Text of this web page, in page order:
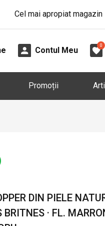
Cel mai apropiat magazin
Contul Meu
0
Promoții
DIN PIELE
· FL.